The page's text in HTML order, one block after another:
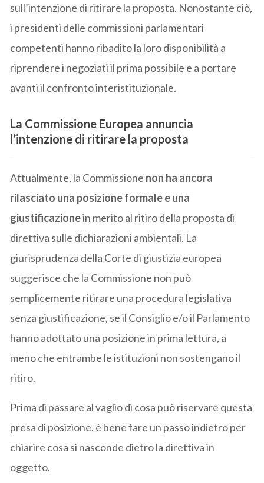
sull’intenzione di ritirare la proposta. Nonostante ciò,
i presidenti delle commissioni parlamentari
competenti hanno ribadito la loro disponibilità a
riprendere i negoziati il prima possibile e a portare
avanti il confronto interistituzionale.
La Commissione Europea annuncia
l’intenzione di ritirare la proposta
Attualmente, la Commissione non ha ancora
rilasciato una posizione formale e una
giustificazionein merito al ritiro della proposta di
direttiva sulle dichiarazioni ambientali. La
giurisprudenza della Corte di giustizia europea
suggerisce che la Commissione non può
semplicemente ritirare una procedura legislativa
senza giustificazione, se il Consiglio e/o il Parlamento
hanno adottato una posizione in prima lettura, a
meno che entrambe le istituzioni non sostengano il
ritiro.
Prima di passare al vaglio di cosa può riservare questa
presa di posizione, è bene fare un passo indietro per
chiarire cosa si nasconde dietro la direttiva in
oggetto.